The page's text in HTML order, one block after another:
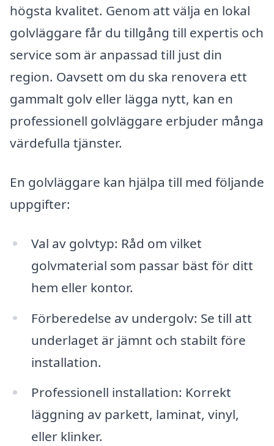
högsta kvalitet. Genom att välja en lokal
golvläggare får du tillgång till expertis och
service som är anpassad till just din
region. Oavsett om du ska renovera ett
gammalt golv eller lägga nytt, kan en
professionell golvläggare erbjuder många
värdefulla tjänster.
En golvläggare kan hjälpa till med följande
uppgifter:
Val av golvtyp: Råd om vilket
golvmaterial som passar bäst för ditt
hem eller kontor.
Förberedelse av undergolv: Se till att
underlaget är jämnt och stabilt före
installation.
Professionell installation: Korrekt
läggning av parkett, laminat, vinyl,
eller klinker.